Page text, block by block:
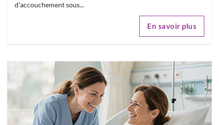
d'accouchement sous...
En savoir plus